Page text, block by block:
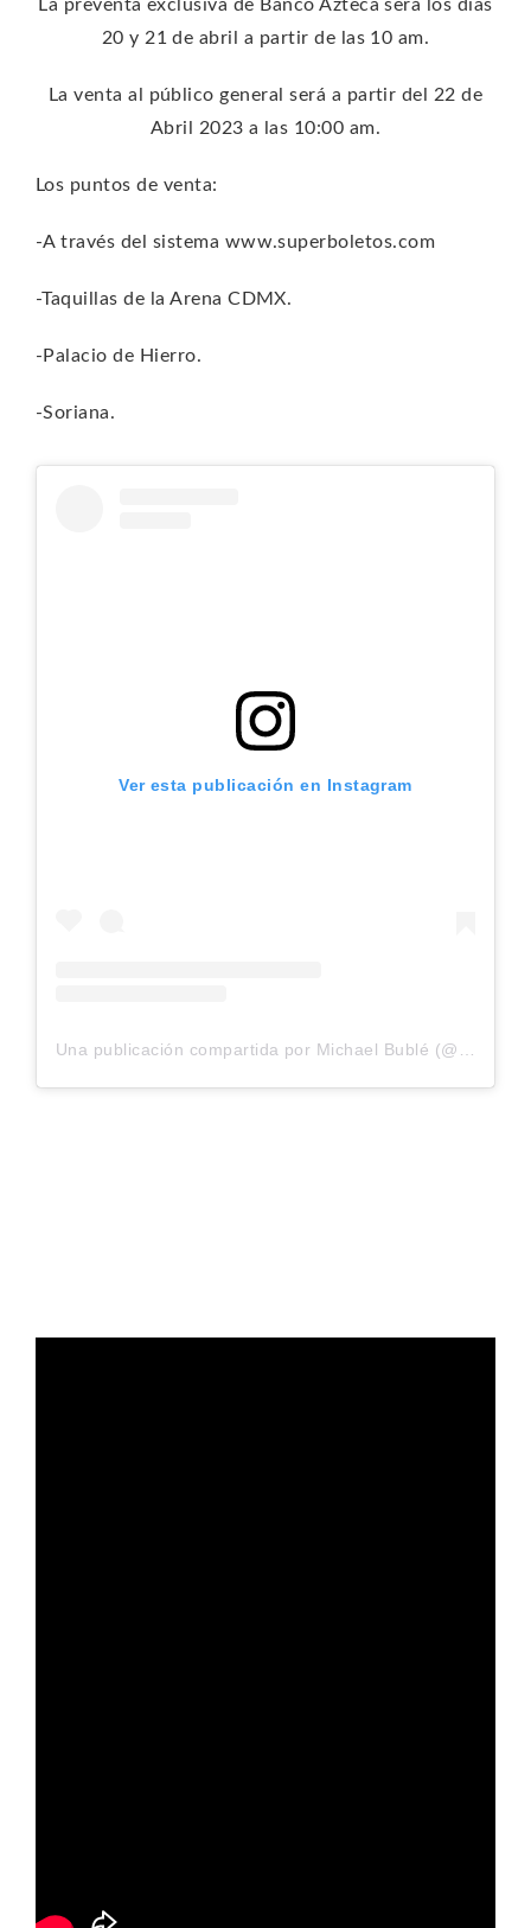
La preventa exclusiva de Banco Azteca será los días
20 y 21 de abril a partir de las 10 am.
La venta al público general será a partir del 22 de
Abril 2023 a las 10:00 am.
Los puntos de venta:
-A través del sistema www.superboletos.com
-Taquillas de la Arena CDMX.
-Palacio de Hierro.
-Soriana.
Ver esta publicación en Instagram
Una publicación compartida por Michael Bublé (@michaelbuble)